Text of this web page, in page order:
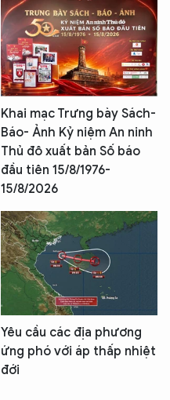
Khai mạc Trưng bày Sách-
Báo- Ảnh Kỷ niệm An ninh
Thủ đô xuất bản Số báo
đầu tiên 15/8/1976-
15/8/2026
Yêu cầu các địa phương
ứng phó với áp thấp nhiệt
đới